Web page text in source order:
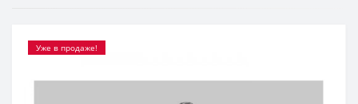
Уже в продаже!